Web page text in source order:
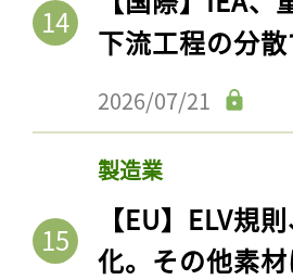
下流工程の分
2026/07/21
製造業
【EU】ELV規
化。その他素